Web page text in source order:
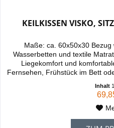
KEILKISSEN VISKO,
Maße: ca. 60x50x30
Wasserbetten und textile
Liegekomfort und
Fernsehen, Frühstück im Bett
erleichtert dadurch das
Liegen - In 2
Inhalt